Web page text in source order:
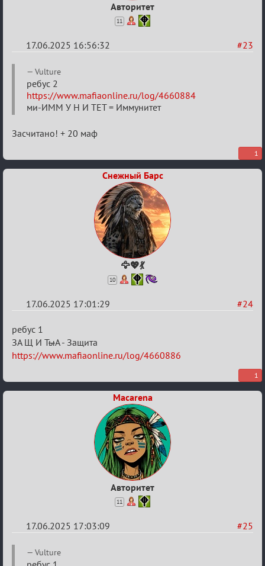
Авторитет
11
#23
17.06.2025 16:56:32
Re:
"Сумеречные
загадки"
от
Ars
Vulture
ребус 2
https://www.mafiaonline.ru/log/4660884
ми-ИММ У Н И ТЕТ = Иммунитет
Засчитано! + 20 маф
1
Снежный Барс
🦅💖💃
10
#24
17.06.2025 17:01:29
Re:
"Сумеречные
загадки"
Ars
ребус 1
ЗА Щ И ТыА - Защита
https://www.mafiaonline.ru/log/4660886
1
Macarena
Авторитет
11
#25
17.06.2025 17:03:09
Re: Vulture